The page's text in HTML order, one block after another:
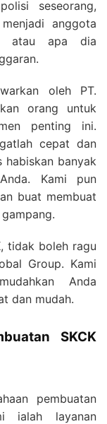
seseorang,
anggota
atau apa dia
oleh PT.
orang untuk
penting ini.
cepat dan
habiskan banyak
Kami pun
buat membuat
tidak boleh ragu
Group. Kami
Anda
dan mudah.
SKCK
pembuatan
ialah layanan